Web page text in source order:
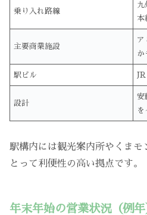
乗り入れ路線
九
本
主要商業施設
ア
か
駅ビル
設計
安
を
駅構内には観光案内所やくまモ
とって利便性の高い拠点です。
年末年始の営業状況（例年